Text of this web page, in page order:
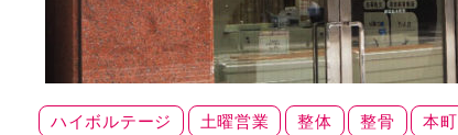
ハイボルテージ 土曜営業 整体 整骨 本町